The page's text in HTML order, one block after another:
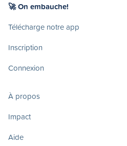
🚀 On embauche!
Télécharge notre app
Inscription
Connexion
À propos
Impact
Aide